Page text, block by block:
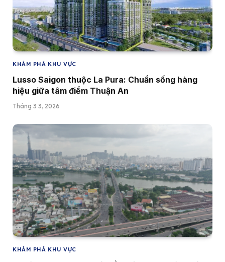
KHÁM PHÁ KHU VỰC
Lusso Saigon thuộc La Pura: Chuẩn sống hàng
hiệu giữa tâm điểm Thuận An
Tháng 3 3, 2026
KHÁM PHÁ KHU VỰC